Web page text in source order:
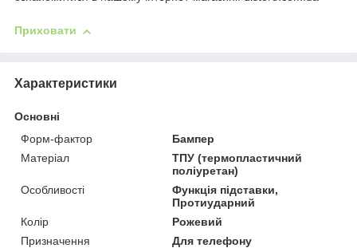
Приховати
Характеристики
Основні
Форм-фактор
Бампер
Матеріал
ТПУ (термопластичний
поліуретан)
Особливості
Функція підставки,
Протиударний
Колір
Рожевий
Призначення
Для телефону